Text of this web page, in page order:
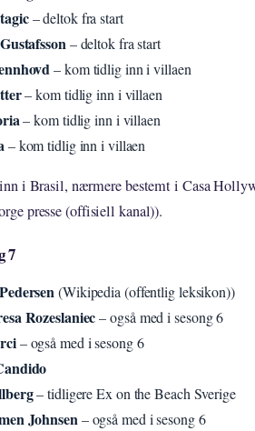
– deltok fra start
– deltok fra start
– kom tidlig inn i villaen
– kom tidlig inn i villaen
– kom tidlig inn i villaen
– kom tidlig inn i villaen
i Brasil, nærmere bestemt i Casa
presse (offisiell kanal)).
7
(Wikipedia (offentlig leksikon))
Rozeslaniec– også med i sesong 6
– også med i sesong 6
– tidligere Ex on the Beach Sverige
Johnsen– også med i sesong 6